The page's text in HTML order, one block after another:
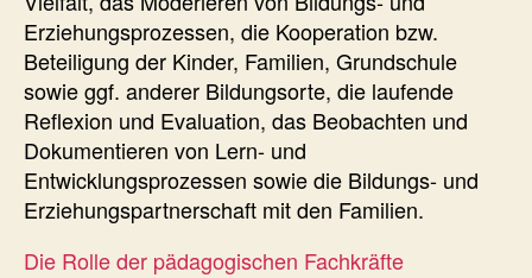
Erziehungsprozessen, die Kooperation bzw.
Beteiligung der Kinder, Familien, Grundschule
sowie ggf. anderer Bildungsorte, die laufende
Reflexion und Evaluation, das Beobachten und
Dokumentieren von Lern- und
Entwicklungsprozessen sowie die Bildungs- und
Erziehungspartnerschaft mit den Familien.
Die Rolle der pädagogischen Fachkräfte